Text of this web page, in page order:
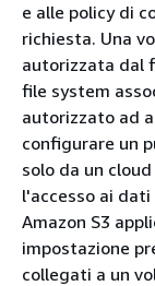
e alle policy di
richiesta. Una
autorizzata dal
file system
autorizzato ad
configurare un
solo da un
l'accesso ai dati
Amazon S3
impostazione
collegati a un